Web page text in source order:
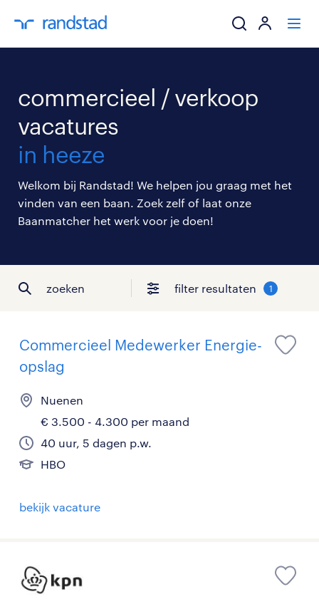
ik zoek een
over randstad
commercieel / verkoop
vacatures
in heeze
Welkom bij Randstad! We helpen jou graag met het
vinden van een baan. Zoek zelf of laat onze
Baanmatcher het werk voor je doen!
zoeken filter resultaten 1
Commercieel Medewerker Energie-
opslag
Nuenen
€ 3.500 - 4.300 per maand
40 uur, 5 dagen p.w.
HBO
bekijk vacature